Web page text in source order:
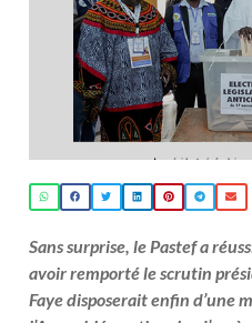
Sans surprise, le Pastef a
avoir remporté le scrutin
Faye disposerait enfin d’une